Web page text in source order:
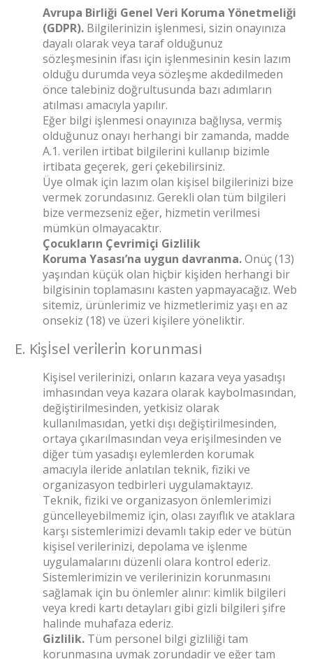
Avrupa Birliği Genel Veri Koruma Yönetmeliği
(GDPR). Bilgilerinizin işlenmesi, sizin onayınıza
dayalı olarak veya taraf olduğunuz
sözleşmesinin ifası için işlenmesinin kesin lazım
olduğu durumda veya sözleşme akdedilmeden
önce talebiniz doğrultusunda bazı adımların
atılması amacıyla yapılır.
Eğer bilgi işlenmesi onayınıza bağlıysa, vermiş
olduğunuz onayı herhangi bir zamanda, madde
A.1. verilen irtibat bilgilerini kullanıp bizimle
irtibata geçerek, geri çekebilirsiniz.
Üye olmak için lazım olan kişisel bilgilerinizi bize
vermek zorundasınız. Gerekli olan tüm bilgileri
bize vermezseniz eğer, hizmetin verilmesi
mümkün olmayacaktır.
Çocukların Çevrimiçi Gizlilik
Koruma Yasası’na uygun davranma.Onüç (13)
yaşından küçük olan hiçbir kişiden herhangi bir
bilgisinin toplamasını kasten yapmayacağız. Web
sitemiz, ürünlerimiz ve hizmetlerimiz yaşı en az
onsekiz (18) ve üzeri kişilere yöneliktir.
E. Ki̇şİsel veri̇leri̇n korunmasi
Kişisel verilerinizi, onların kazara veya yasadışı
imhasından veya kazara olarak kaybolmasından,
değiştirilmesinden, yetkisiz olarak
kullanılmasıdan, yetki dışı değiştirilmesinden,
ortaya çıkarılmasından veya erişilmesinden ve
diğer tüm yasadışı eylemlerden korumak
amacıyla ileride anlatılan teknik, fiziki ve
organizasyon tedbirleri uygulamaktayız.
Teknik, fiziki ve organizasyon önlemlerimizi
güncelleyebilmemiz için, olası zayıflık ve ataklara
karşı sistemlerimizi devamlı takip eder ve bütün
kişisel verilerinizi, depolama ve işlenme
uygulamalarını düzenli olara kontrol ederiz.
Sistemlerimizin ve verilerinizin korunmasını
sağlamak için bu önlemler alınır: kimlik bilgileri
veya kredi kartı detayları gibi gizli bilgileri şifre
halinde muhafaza ederiz.
Gizlilik. Tüm personel bilgi gizliliği tam
korunmasına uymak zorundadir ve eğer tam